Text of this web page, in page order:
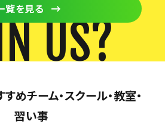
覧を見る
US?
めチーム・スクール・教室・
習い事